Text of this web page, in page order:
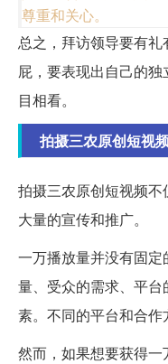
尊重和关心。
总之，拜访领导要有
屁，要表现出自己的
目相看。
拍摄三农原创短视
拍摄三农原创短视频
大量的宣传和推广。
一万播放量并没有固
量、受众的需求、平
素。不同的平台和合作
然而，如果想要获得